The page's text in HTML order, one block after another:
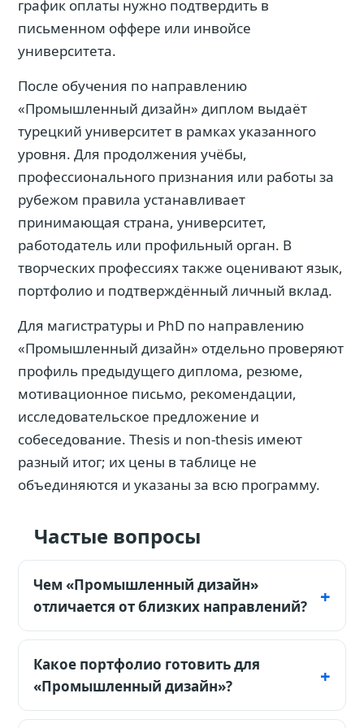
график оплаты нужно подтвердить в
письменном оффере или инвойсе
университета.
После обучения по направлению
«Промышленный дизайн» диплом выдаёт
турецкий университет в рамках указанного
уровня. Для продолжения учёбы,
профессионального признания или работы за
рубежом правила устанавливает
принимающая страна, университет,
работодатель или профильный орган. В
творческих профессиях также оценивают язык,
портфолио и подтверждённый личный вклад.
Для магистратуры и PhD по направлению
«Промышленный дизайн» отдельно проверяют
профиль предыдущего диплома, резюме,
мотивационное письмо, рекомендации,
исследовательское предложение и
собеседование. Thesis и non-thesis имеют
разный итог; их цены в таблице не
объединяются и указаны за всю программу.
Частые вопросы
Чем «Промышленный дизайн»
отличается от близких направлений?
Это не Industrial Engineering. Дизайнер
отвечает за сценарий использования,
форму, прототип и производственную
реализуемость; инженерная программа
Какое портфолио готовить для
«Промышленный дизайн»?
Покажите 3–6 проектов: исследование